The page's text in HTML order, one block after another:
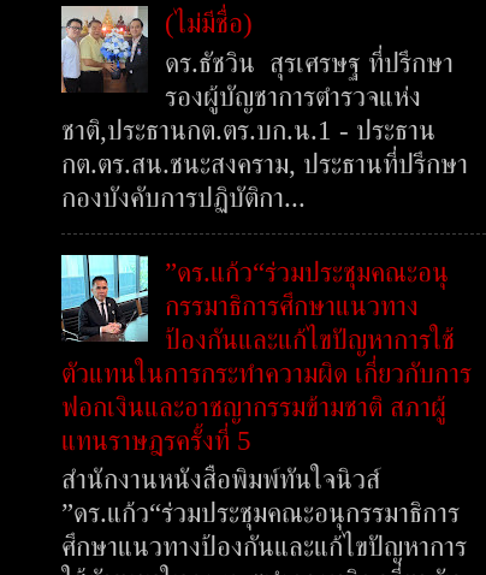
(ไม่มีชื่อ)
ดร.ธัชวิน สุรเศรษฐ ที่ปรึกษา
รองผู้บัญชาการตำรวจแห่ง
ชาติ,ประธานกต.ตร.บก.น.1 - ประธาน
กต.ตร.สน.ชนะสงคราม, ประธานที่ปรึกษา
กองบังคับการปฏิบัติกา...
”ดร.แก้ว“ร่วมประชุมคณะอนุ
กรรมาธิการศึกษาแนวทาง
ป้องกันและแก้ไขปัญหาการใช้
ตัวแทนในการกระทำความผิด เกี่ยวกับการ
ฟอกเงินและอาชญากรรมข้ามชาติ สภาผู้
แทนราษฎรครั้งที่ 5
สำนักงานหนังสือพิมพ์ทันใจนิวส์
”ดร.แก้ว“ร่วมประชุมคณะอนุกรรมาธิการ
ศึกษาแนวทางป้องกันและแก้ไขปัญหาการ